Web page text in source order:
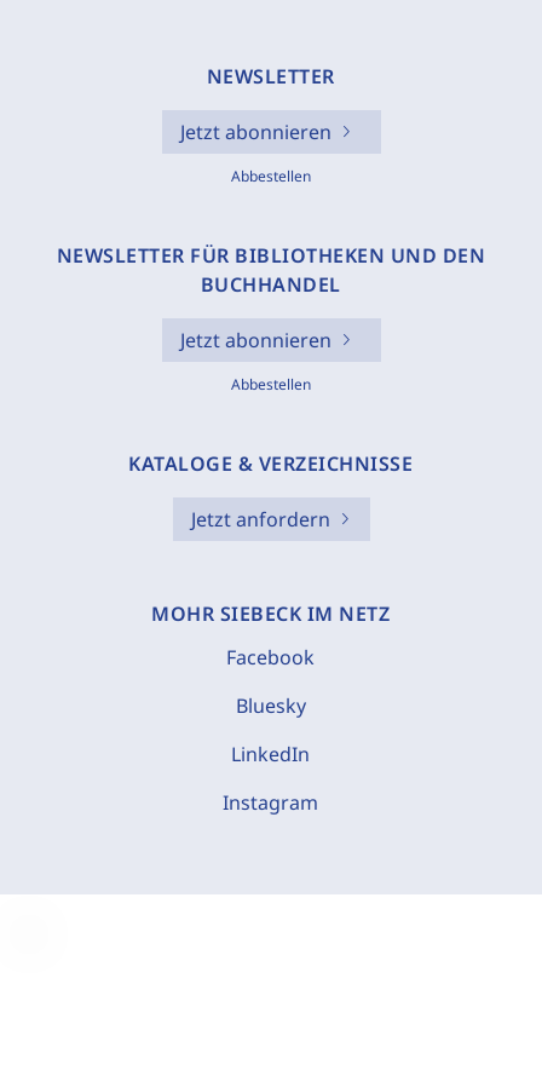
NEWSLETTER
Jetzt abonnieren
Abbestellen
NEWSLETTER FÜR BIBLIOTHEKEN UND DEN
BUCHHANDEL
Jetzt abonnieren
Abbestellen
KATALOGE & VERZEICHNISSE
Jetzt anfordern
MOHR SIEBECK IM NETZ
Facebook
Bluesky
LinkedIn
Instagram